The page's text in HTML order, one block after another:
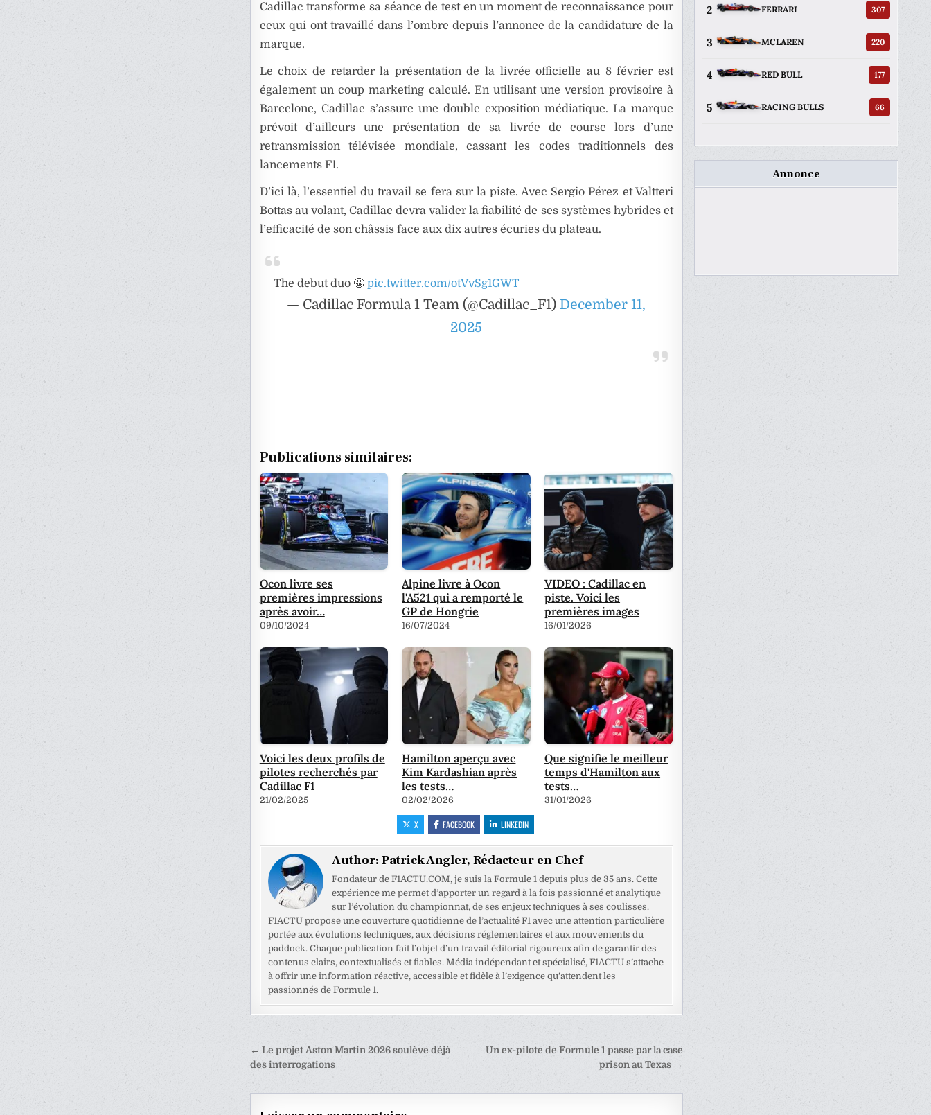
Cadillac transforme sa séance de test en un moment de reconnaissance pour
ceux qui ont travaillé dans l’ombre depuis l’annonce de la candidature de la
marque.
Le choix de retarder la présentation de la livrée officielle au 8 février est
également un coup marketing calculé. En utilisant une version provisoire à
Barcelone, Cadillac s’assure une double exposition médiatique. La marque
prévoit d’ailleurs une présentation de sa livrée de course lors d’une
retransmission télévisée mondiale, cassant les codes traditionnels des
lancements F1.
D’ici là, l’essentiel du travail se fera sur la piste. Avec Sergio Pérez et Valtteri
Bottas au volant, Cadillac devra valider la fiabilité de ses systèmes hybrides et
l’efficacité de son châssis face aux dix autres écuries du plateau.
The debut duo 🤩 pic.twitter.com/otVvSg1GWT
— Cadillac Formula 1 Team (@Cadillac_F1) December 11,
2025
Publications similaires:
Ocon livre ses
premières impressions
après avoir…
09/10/2024
Alpine livre à Ocon
l'A521 qui a remporté le
GP de Hongrie
16/07/2024
VIDEO : Cadillac en
piste. Voici les
premières images
16/01/2026
Voici les deux profils de
pilotes recherchés par
Cadillac F1
21/02/2025
Hamilton aperçu avec
Kim Kardashian après
les tests…
02/02/2026
Que signifie le meilleur
temps d'Hamilton aux
tests…
31/01/2026
X FACEBOOK LINKEDIN
Author: Patrick Angler, Rédacteur en Chef
Fondateur de F1ACTU.COM, je suis la Formule 1 depuis plus de 35 ans. Cette
expérience me permet d’apporter un regard à la fois passionné et analytique
sur l’évolution du championnat, de ses enjeux techniques à ses coulisses.
F1ACTU propose une couverture quotidienne de l’actualité F1 avec une attention particulière
portée aux évolutions techniques, aux décisions réglementaires et aux mouvements du
paddock. Chaque publication fait l’objet d’un travail éditorial rigoureux afin de garantir des
contenus clairs, contextualisés et fiables. Média indépendant et spécialisé, F1ACTU s’attache
à offrir une information réactive, accessible et fidèle à l’exigence qu’attendent les
passionnés de Formule 1.
Navigation
de
l’article
Un ex-pilote de Formule 1 passe par la case
prison au Texas →
← Le projet Aston Martin 2026 soulève déjà
des interrogations
2 FERRARI 307
3 MCLAREN 220
4 RED BULL 177
5 RACING BULLS 66
Annonce